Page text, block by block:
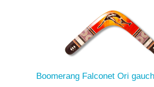
Boomerang Falconet Ori